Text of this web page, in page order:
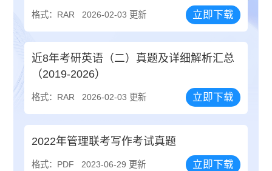
格式：RAR 2026-02-03 更新 立即下载
近8年考研英语（二）真题及详细解析汇总
（2019-2026）
格式：RAR 2026-02-03 更新 立即下载
2022年管理联考写作考试真题
格式：PDF 2023-06-29 更新 立即下载